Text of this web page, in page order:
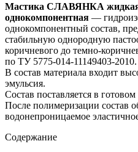
Мастика СЛАВЯНКА жидкая
однокомпонентная —
однокомпонентный состав,
стабильную однородную
коричневого до темно-
по ТУ 5775-014-11149403-2010.
В состав материала входит
эмульсия.
Состав поставляется в
После полимеризации состав
водонепроницаемое
Содержание